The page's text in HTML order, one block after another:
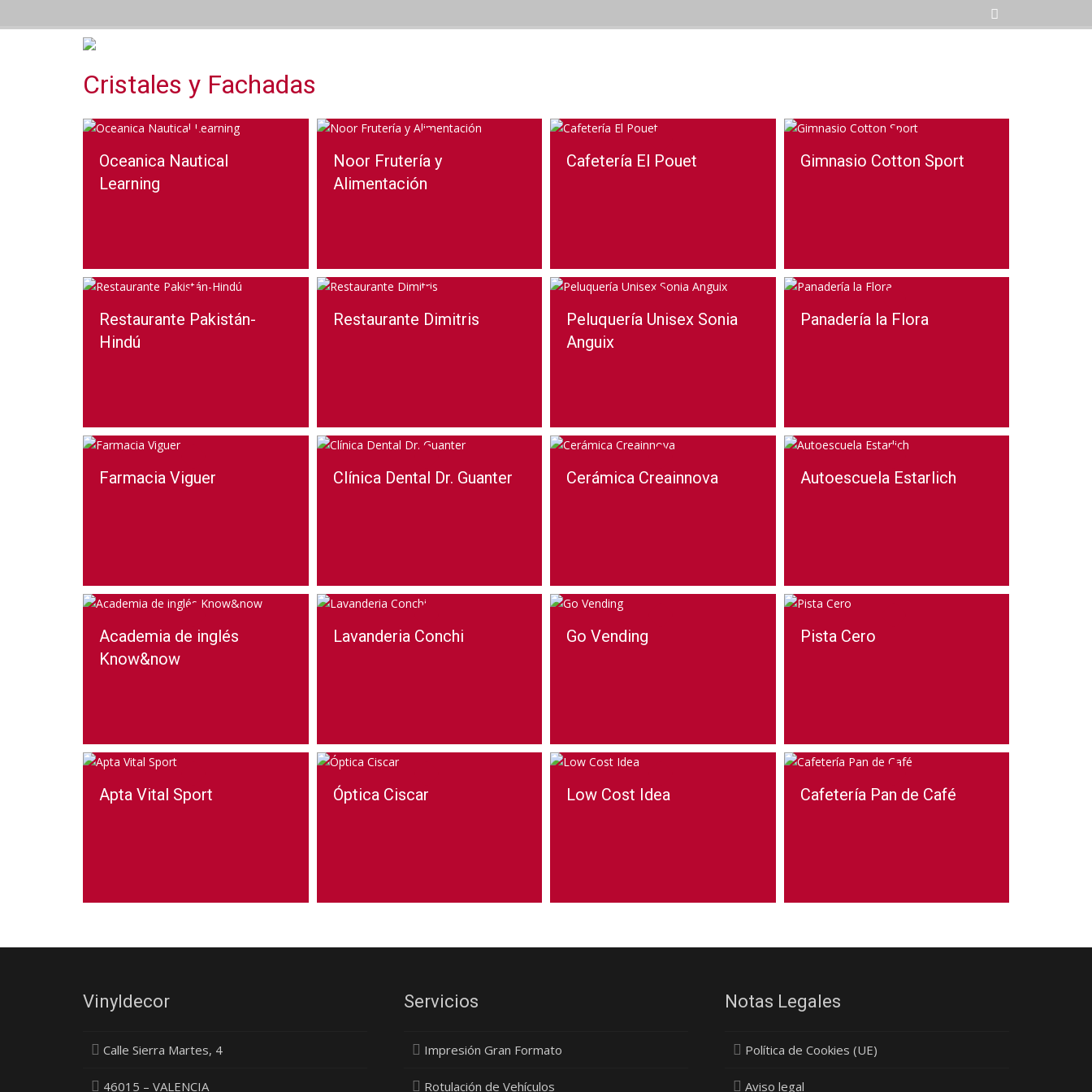
Cristales y Fachadas
Oceanica Nautical
Learning
Noor Frutería y
Alimentación
Cafetería El Pouet Gimnasio Cotton Sport
Restaurante Pakistán-
Hindú
Restaurante Dimitris
Peluquería Unisex Sonia
Anguix
Panadería la Flora
Farmacia Viguer Clínica Dental Dr. Guanter Cerámica Creainnova Autoescuela Estarlich
Academia de inglés
Know&now
Lavanderia Conchi Go Vending Pista Cero
Apta Vital Sport Óptica Ciscar Low Cost Idea Cafetería Pan de Café
Vinyldecor
Calle Sierra Martes, 4
46015 – VALENCIA
Servicios
Impresión Gran Formato
Rotulación de Vehículos
Notas Legales
Política de Cookies (UE)
Aviso legal